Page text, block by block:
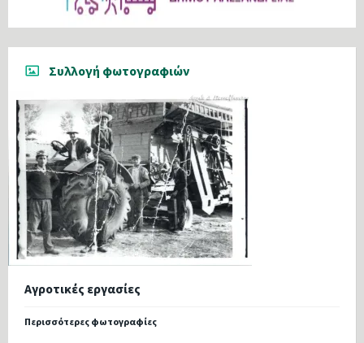
Συλλογή φωτογραφιών
Αγροτικές εργασίες
Περισσότερες φωτογραφίες